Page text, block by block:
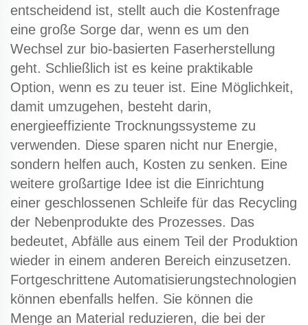
entscheidend ist, stellt auch die Kostenfrage
eine große Sorge dar, wenn es um den
Wechsel zur bio-basierten Faserherstellung
geht. Schließlich ist es keine praktikable
Option, wenn es zu teuer ist. Eine Möglichkeit,
damit umzugehen, besteht darin,
energieeffiziente Trocknungssysteme zu
verwenden. Diese sparen nicht nur Energie,
sondern helfen auch, Kosten zu senken. Eine
weitere großartige Idee ist die Einrichtung
einer geschlossenen Schleife für das Recycling
der Nebenprodukte des Prozesses. Das
bedeutet, Abfälle aus einem Teil der Produktion
wieder in einem anderen Bereich einzusetzen.
Fortgeschrittene Automatisierungstechnologien
können ebenfalls helfen. Sie können die
Menge an Material reduzieren, die bei der